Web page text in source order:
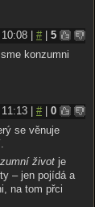
| #| 5
konzumni
| #| 0
se věnuje
život je
– jen pojídá a
na tom přci